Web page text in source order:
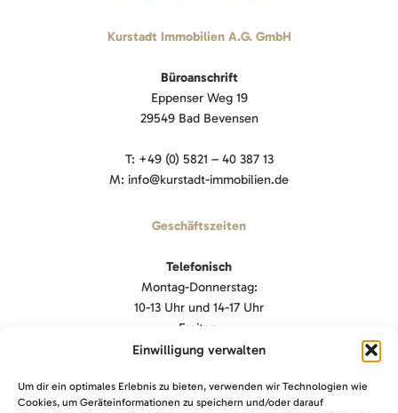
Einwilligung verwalten
Um dir ein optimales Erlebnis zu bieten, verwenden wir Technologien wie
Cookies, um Geräteinformationen zu speichern und/oder darauf
Kurstadt Immobilien A.G. GmbH
Büroanschrift
Eppenser Weg 19
29549 Bad Bevensen
T: +49 (0) 5821 – 40 387 13
M: info@kurstadt-immobilien.de
Geschäftszeiten
Telefonisch
Montag-Donnerstag:
10-13 Uhr und 14-17 Uhr
Freitag:
9-13 Uhr
Termine
Nach Absprache